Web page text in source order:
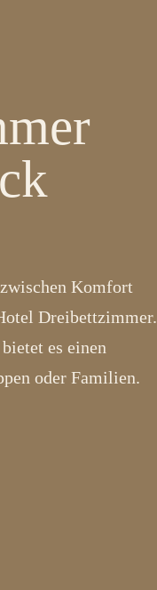
Komfort
Dreibettzimmer.
es einen
oder Familien.